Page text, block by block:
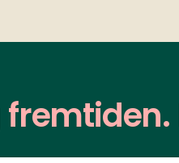
fremtiden.